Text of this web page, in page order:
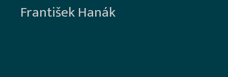
František Hanák